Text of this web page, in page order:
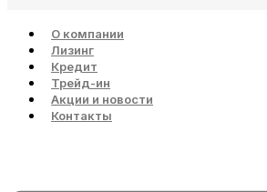
О компании
Лизинг
Кредит
Трейд-ин
Акции и новости
Контакты